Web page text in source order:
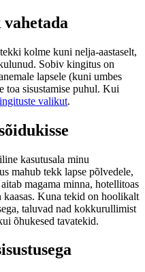
kolme kuni nelja-aastaselt,
Sobiv kingitus on
lapsele (kuni umbes
toa sisustamise puhul. Kui
valikut.
kasutusala minu
mahub tekk lapse põlvedele,
magama minna, hotellitoas
kaasas. Kuna tekid on hoolikalt
taluvad nad kokkurullimist
õhukesed tavatekid.